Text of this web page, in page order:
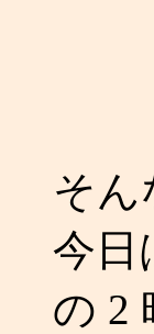
そん
今日
の 2